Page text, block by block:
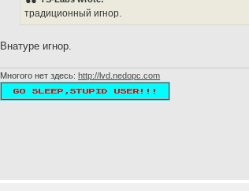
традиционный игнор.
Внатуре игнор.
Многого нет здесь:http://lvd.nedopc.com